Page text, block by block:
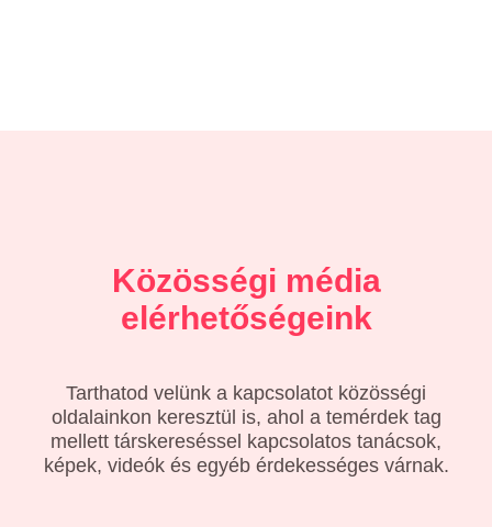
Közösségi média
elérhetőségeink
Tarthatod velünk a kapcsolatot közösségi
oldalainkon keresztül is, ahol a temérdek tag
mellett társkereséssel kapcsolatos tanácsok,
képek, videók és egyéb érdekességes várnak.